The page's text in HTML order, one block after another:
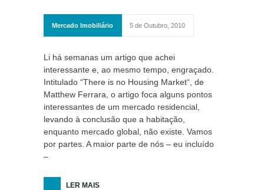
Mercado Imobiliário 5 de Outubro, 2010
Li há semanas um artigo que achei
interessante e, ao mesmo tempo, engraçado.
Intitulado “There is no Housing Market“, de
Matthew Ferrara, o artigo foca alguns pontos
interessantes de um mercado residencial,
levando à conclusão que a habitação,
enquanto mercado global, não existe. Vamos
por partes. A maior parte de nós – eu incluído
–
LER MAIS